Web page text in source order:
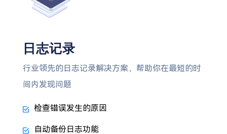
日志记录
行业领先的日志记录解决方案，帮助你在最短的时
间内发现问题
检查错误发生的原因
自动备份日志功能